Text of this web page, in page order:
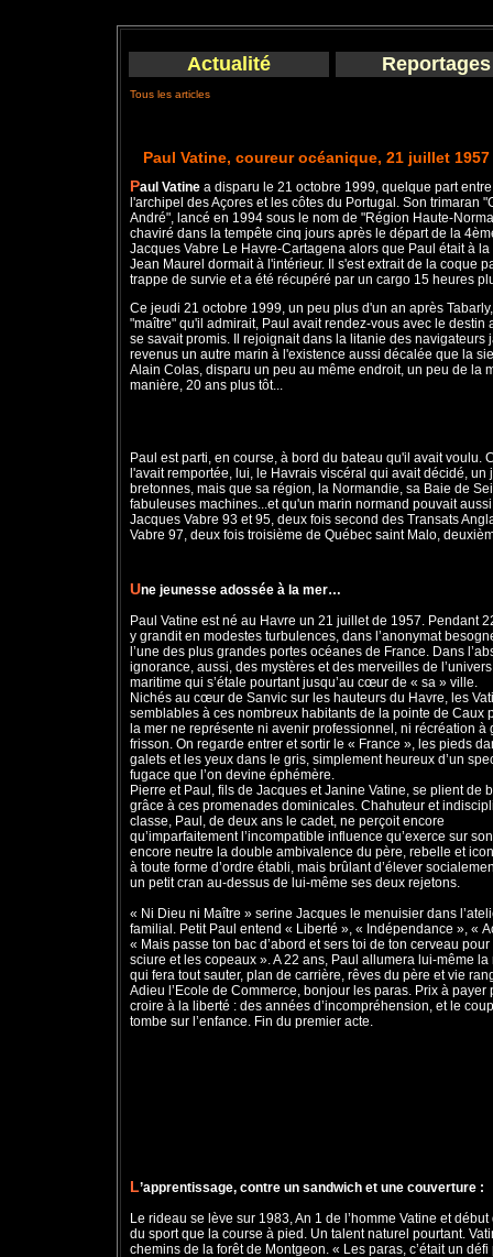
Actualité Reportages
Tous les articles
Paul Vatine, coureur océanique, 21 juillet
Paul Vatine a disparu le 21 octobre 1999, quelque part entre
l'archipel des Açores et les côtes du Portugal. Son trimaran
André", lancé en 1994 sous le nom de "Région Haute-
chaviré dans la tempête cinq jours après le départ de la
Jacques Vabre Le Havre-Cartagena alors que Paul était à la
Jean Maurel dormait à l'intérieur. Il s'est extrait de la coque
trappe de survie et a été récupéré par un cargo 15 heures
Ce jeudi 21 octobre 1999, un peu plus d'un an après
"maître" qu'il admirait, Paul avait rendez-vous avec le destin
se savait promis. Il rejoignait dans la litanie des navigateurs
revenus un autre marin à l'existence aussi décalée que la
Alain Colas, disparu un peu au même endroit, un peu de la
manière, 20 ans plus tôt...
Paul est parti, en course, à bord du bateau qu'il avait voulu.
l'avait remportée, lui, le Havrais viscéral qui avait décidé,
bretonnes, mais que sa région, la Normandie, sa Baie de
fabuleuses machines...et qu'un marin normand pouvait
Jacques Vabre 93 et 95, deux fois second des Transats
Vabre 97, deux fois troisième de Québec saint Malo,
Une jeunesse adossée à la mer…
Paul Vatine est né au Havre un 21 juillet de 1957. Pendant
y grandit en modestes turbulences, dans l’anonymat
l’une des plus grandes portes océanes de France. Dans
ignorance, aussi, des mystères et des merveilles de l’univers
maritime qui s’étale pourtant jusqu’au cœur de « sa » ville.
Nichés au cœur de Sanvic sur les hauteurs du Havre, les
semblables à ces nombreux habitants de la pointe de Caux
la mer ne représente ni avenir professionnel, ni récréation à
frisson. On regarde entrer et sortir le « France », les pieds
galets et les yeux dans le gris, simplement heureux d’un
fugace que l’on devine éphémère.
Pierre et Paul, fils de Jacques et Janine Vatine, se plient de
grâce à ces promenades dominicales. Chahuteur et
classe, Paul, de deux ans le cadet, ne perçoit encore
qu’imparfaitement l’incompatible influence qu’exerce sur
encore neutre la double ambivalence du père, rebelle et
à toute forme d’ordre établi, mais brûlant d’élever
un petit cran au-dessus de lui-même ses deux rejetons.
« Ni Dieu ni Maître » serine Jacques le menuisier dans
familial. Petit Paul entend « Liberté », « Indépendance », «
« Mais passe ton bac d’abord et sers toi de ton cerveau
sciure et les copeaux ». A 22 ans, Paul allumera lui-même la
qui fera tout sauter, plan de carrière, rêves du père et vie
Adieu l’Ecole de Commerce, bonjour les paras. Prix à payer
croire à la liberté : des années d’incompréhension, et le
tombe sur l’enfance. Fin du premier acte.
L’apprentissage, contre un sandwich et une couverture :
Le rideau se lève sur 1983, An 1 de l’homme Vatine et
du sport que la course à pied. Un talent naturel pourtant.
chemins de la forêt de Montgeon. « Les paras, c’était un